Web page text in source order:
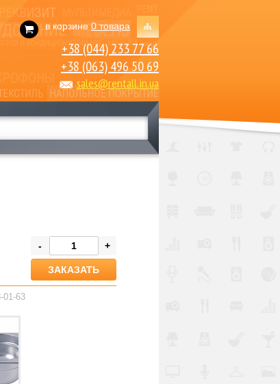
в корзине0 товара
+38 (044) 233 77 66
+38 (063) 496 50 69
sales@rentall.in.ua
- +
01-63